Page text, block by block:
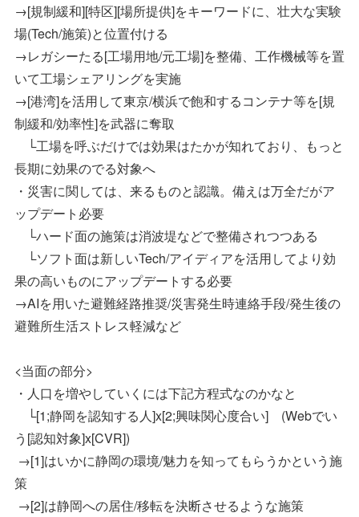
→[規制緩和][特区][場所提供]をキーワードに、壮大な実験
場(Tech/施策)と位置付ける
→レガシーたる[工場用地/元工場]を整備、工作機械等を置
いて工場シェアリングを実施
→[港湾]を活用して東京/横浜で飽和するコンテナ等を[規
制緩和/効率性]を武器に奪取
└工場を呼ぶだけでは効果はたかが知れており、もっと
長期に効果のでる対象へ
・災害に関しては、来るものと認識。備えは万全だがア
ップデート必要
└ハード面の施策は消波堤などで整備されつつある
└ソフト面は新しいTech/アイディアを活用してより効
果の高いものにアップデートする必要
→AIを用いた避難経路推奨/災害発生時連絡手段/発生後の
避難所生活ストレス軽減など
<当面の部分>
・人口を増やしていくには下記方程式なのかなと
└[1;静岡を認知する人]x[2;興味関心度合い] (Webでい
う[認知対象]x[CVR])
→[1]はいかに静岡の環境/魅力を知ってもらうかという施
策
→[2]は静岡への居住/移転を決断させるような施策